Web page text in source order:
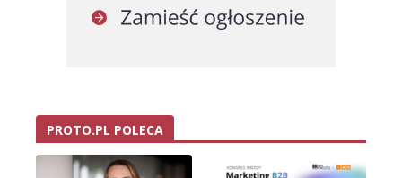
PROTO.PL POLECA